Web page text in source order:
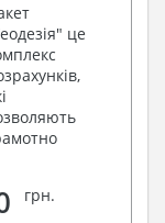
це
грн.